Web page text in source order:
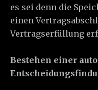
es sei denn die
einen
Vertragserfüllung
Bestehen einer